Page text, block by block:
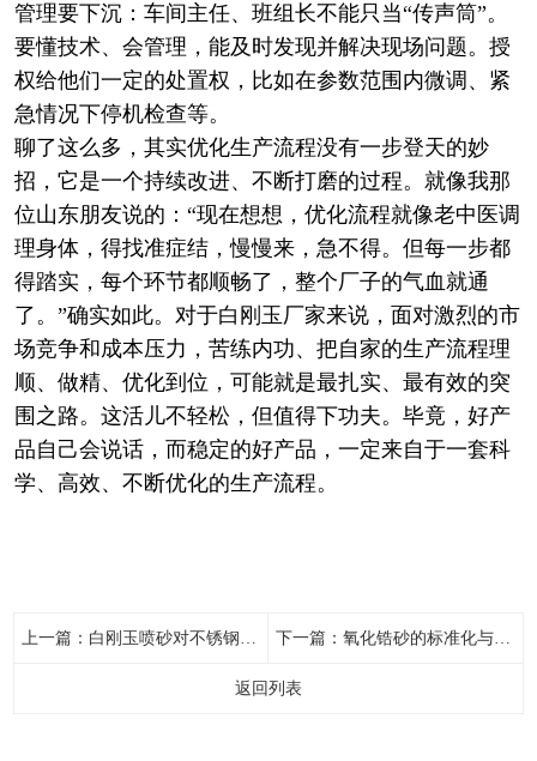
管理要下沉：车间主任、班组长不能只当“传声筒”。
要懂技术、会管理，能及时发现并解决现场问题。授
权给他们一定的处置权，比如在参数范围内微调、紧
急情况下停机检查等。
聊了这么多，其实优化生产流程没有一步登天的妙
招，它是一个持续改进、不断打磨的过程。就像我那
位山东朋友说的：“现在想想，优化流程就像老中医调
理身体，得找准症结，慢慢来，急不得。但每一步都
得踏实，每个环节都顺畅了，整个厂子的气血就通
了。”确实如此。对于白刚玉厂家来说，面对激烈的市
场竞争和成本压力，苦练内功、把自家的生产流程理
顺、做精、优化到位，可能就是最扎实、最有效的突
围之路。这活儿不轻松，但值得下功夫。毕竟，好产
品自己会说话，而稳定的好产品，一定来自于一套科
学、高效、不断优化的生产流程。
上一篇： 白刚玉喷砂对不锈钢表面的处理效果 下一篇： 氧化锆砂的标准化与质量控制要点
返回列表